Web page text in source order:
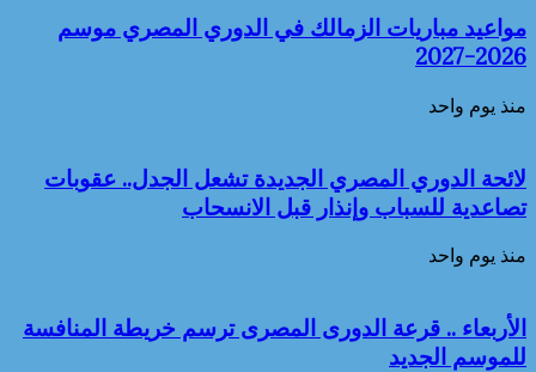
مواعيد مباريات الزمالك في الدوري المصري موسم
2026-2027
منذ يوم واحد
لائحة الدوري المصري الجديدة تشعل الجدل.. عقوبات
تصاعدية للسباب وإنذار قبل الانسحاب
منذ يوم واحد
الأربعاء .. قرعة الدورى المصرى ترسم خريطة المنافسة
للموسم الجديد